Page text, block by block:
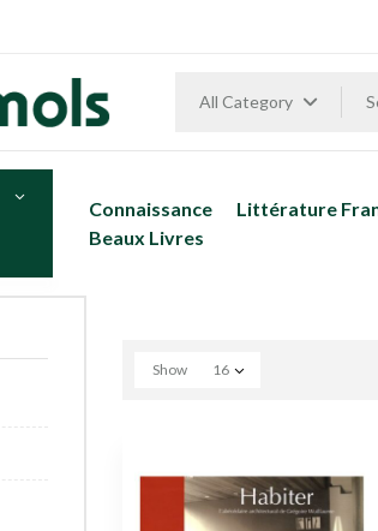
All Category
Connaissance Littérature
Beaux Livres
Show 16